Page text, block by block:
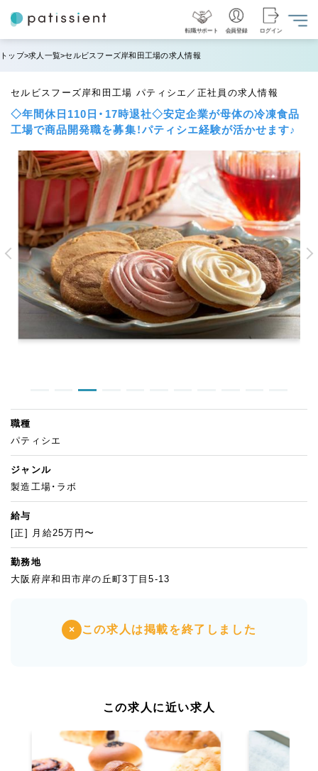
転職サポート 会員登録 ログイン
トップ 求人一覧 セルビスフーズ岸和田工場の求人情報
セルビスフーズ岸和田工場 パティシエ／正社員の求人情報
◇年間休日110日・17時退社◇安定企業が母体の冷凍食品
工場で商品開発職を募集！パティシエ経験が活かせます♪
職種
パティシエ
ジャンル
製造工場・ラボ
給与
[正] 月給25万円〜
勤務地
大阪府岸和田市岸の丘町3丁目5-13
× この求人は掲載を終了しました
この求人に近い求人